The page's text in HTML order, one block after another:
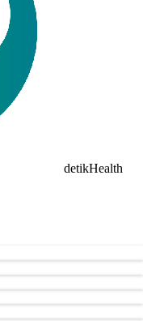
detikHealth